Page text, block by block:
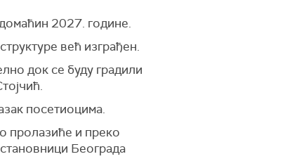
2027. године.
већ изграђен.
док се буду градили
посетиоцима.
пролазиће и преко
Београда